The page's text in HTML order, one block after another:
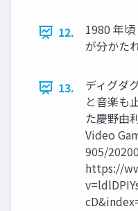
12.
1980 年
が分かた
13.
ディグダ
と⾳楽も
た慶野由
Video
905/
https://